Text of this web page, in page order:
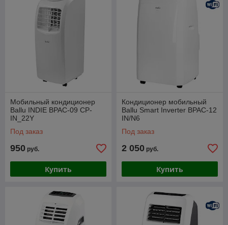
Мобильный кондиционер
Ballu INDIE BPAC-09 CP-
IN_22Y
Под заказ
950 руб.
Купить
Кондиционер мобильный
Ballu Smart Inverter BPAC-12
IN/N6
Под заказ
2 050 руб.
Купить